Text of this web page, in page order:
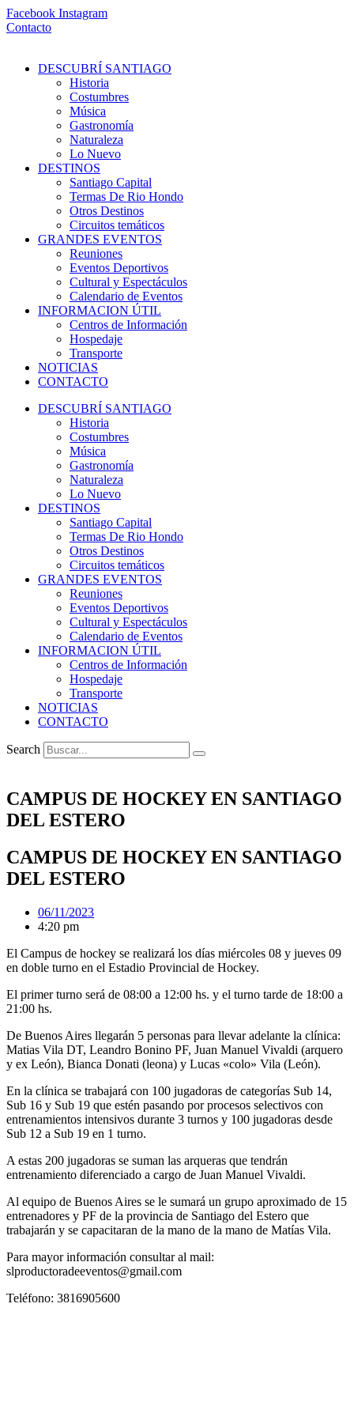
Ir
al
Facebook Instagram
Contacto
DESCUBRÍ SANTIAGO
Historia
Costumbres
Música
Gastronomía
Naturaleza
Lo Nuevo
DESTINOS
Santiago Capital
Termas De Rio Hondo
Otros Destinos
Circuitos temáticos
GRANDES EVENTOS
Reuniones
Eventos Deportivos
Cultural y Espectáculos
Calendario de Eventos
INFORMACION ÚTIL
Centros de Información
Hospedaje
Transporte
NOTICIAS
CONTACTO
DESCUBRÍ SANTIAGO
Historia
Costumbres
Música
Gastronomía
Naturaleza
Lo Nuevo
DESTINOS
Santiago Capital
Termas De Rio Hondo
Otros Destinos
Circuitos temáticos
GRANDES EVENTOS
Reuniones
Eventos Deportivos
Cultural y Espectáculos
Calendario de Eventos
INFORMACION ÚTIL
Centros de Información
Hospedaje
Transporte
NOTICIAS
CONTACTO
Search
CAMPUS DE HOCKEY EN SANTIAGO
DEL ESTERO
CAMPUS DE HOCKEY EN SANTIAGO
DEL ESTERO
06/11/2023
4:20 pm
El Campus de hockey se realizará los días miércoles 08 y jueves 09
en doble turno en el Estadio Provincial de Hockey.
El primer turno será de 08:00 a 12:00 hs. y el turno tarde de 18:00 a
21:00 hs.
De Buenos Aires llegarán 5 personas para llevar adelante la clínica:
Matias Vila DT, Leandro Bonino PF, Juan Manuel Vivaldi (arquero
y ex León), Bianca Donati (leona) y Lucas «colo» Vila (León).
En la clínica se trabajará con 100 jugadoras de categorías Sub 14,
Sub 16 y Sub 19 que estén pasando por procesos selectivos con
entrenamientos intensivos durante 3 turnos y 100 jugadoras desde
Sub 12 a Sub 19 en 1 turno.
A estas 200 jugadoras se suman las arqueras que tendrán
entrenamiento diferenciado a cargo de Juan Manuel Vivaldi.
Al equipo de Buenos Aires se le sumará un grupo aproximado de 15
entrenadores y PF de la provincia de Santiago del Estero que
trabajarán y se capacitaran de la mano de la mano de Matías Vila.
Para mayor información consultar al mail:
slproductoradeeventos@gmail.com
Teléfono: 3816905600